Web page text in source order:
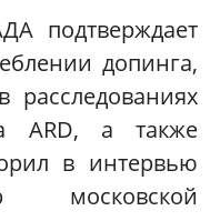
подтверждает
допинга,
ARD, а также
в интервью
московской